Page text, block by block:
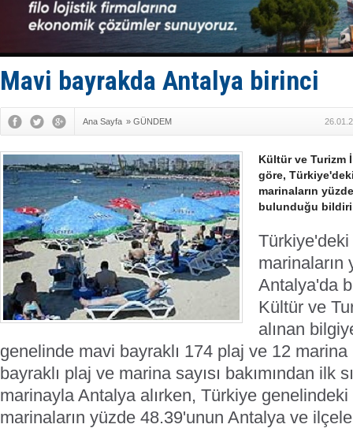
Hüseyin
Hat-San
Med
Tekne, su
Mavi bayrakda Antalya birinci
Ana Sayfa » GÜNDEM
Kültür ve Turizm
göre,
marinaların
bulunduğu
Türkiye'deki
marinaların
Antalya'da
Kültür ve
alınan
genelinde mavi bayraklı 174 plaj ve 12 marina
bayraklı plaj ve marina sayısı bakımından ilk
marinayla Antalya alırken, Türkiye
marinaların yüzde 48.39'unun Antalya ve